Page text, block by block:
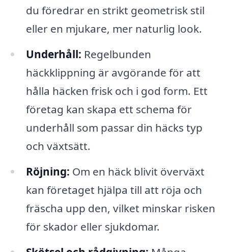
du föredrar en strikt geometrisk stil
eller en mjukare, mer naturlig look.
Underhåll: Regelbunden
häckklippning är avgörande för att
hålla häcken frisk och i god form. Ett
företag kan skapa ett schema för
underhåll som passar din häcks typ
och växtsätt.
Röjning: Om en häck blivit överväxt
kan företaget hjälpa till att röja och
fräscha upp den, vilket minskar risken
för skador eller sjukdomar.